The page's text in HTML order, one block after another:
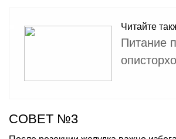
Читайте
Питание
СОВЕТ №3